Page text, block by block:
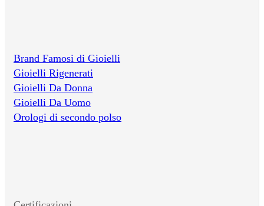
Brand Famosi di Gioielli
Gioielli Rigenerati
Gioielli Da Donna
Gioielli Da Uomo
Orologi di secondo polso